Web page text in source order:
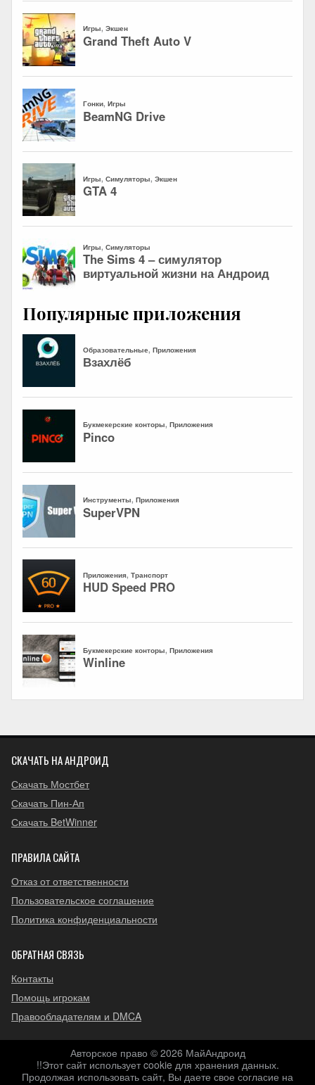
Популярные приложения
СКАЧАТЬ НА АНДРОИД
Скачать Мостбет
Скачать Пин-Ап
Скачать BetWinner
ПРАВИЛА САЙТА
Отказ от ответственности
Пользовательское соглашение
Политика конфиденциальности
ОБРАТНАЯ СВЯЗЬ
Контакты
Помощь игрокам
Правообладателям и DMCA
Авторское право © 2026 МайАндроид
!!Этот сайт использует cookie для хранения данных.
Продолжая использовать сайт, Вы даете свое согласие на